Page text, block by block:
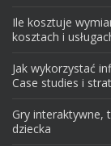
Ile kosztuje
kosztach i
Jak wykorzystać
Case studies i
Gry interaktywne,
dziecka